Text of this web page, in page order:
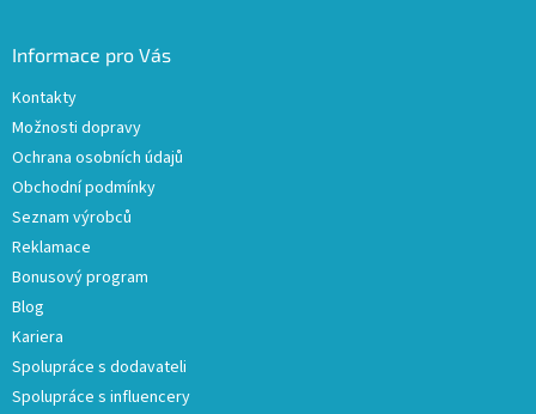
Informace pro Vás
Kontakty
Možnosti dopravy
Ochrana osobních údajů
Obchodní podmínky
Seznam výrobců
Reklamace
Bonusový program
Blog
Kariera
Spolupráce s dodavateli
Spolupráce s influencery